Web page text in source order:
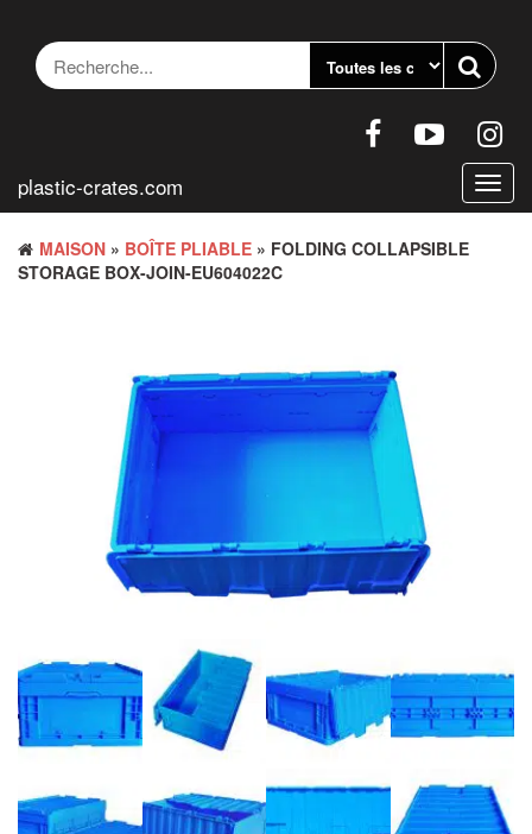
contenu
la
plastic-crates.com
MAISON » BOÎTE PLIABLE » FOLDING COLLAPSIBLE
STORAGE BOX-JOIN-EU604022C